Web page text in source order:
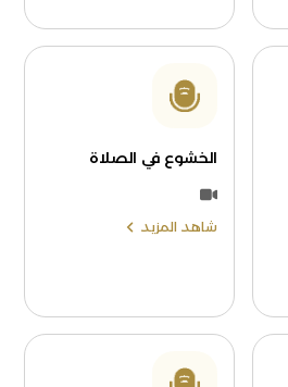
الخشوع في الصلاة
شاهد المزيد